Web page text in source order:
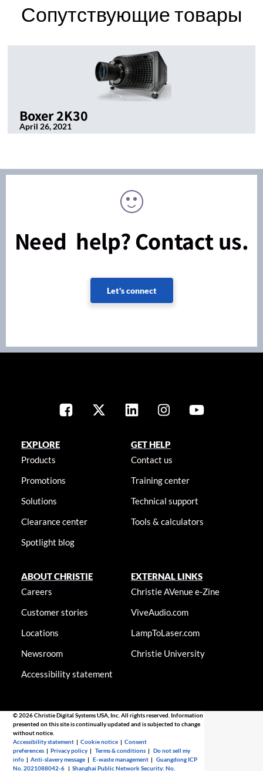
Сопутствующие товары
Boxer 2K30
April 26, 2021
Need help? Contact us.
Let's connect
EXPLORE
Products
Promotions
Solutions
Clearance center
Spotlight blog
GET HELP
Contact us
Training center
Technical support
Tools & calculators
ABOUT CHRISTIE
Careers
Customer stories
Locations
Newsroom
Accessibility statement
EXTERNAL LINKS
Christie AVenue e-Zine
ViveAudio.com
LampToLaser.com
Christie University
© 2026 Christie Digital Systems USA, Inc. All rights reserved. Information
presented on this site is continually updated and is subjected to change
without notice.
Accessibility statement |Cookie notice |Consent
preferences |Privacy policy |Terms & conditions |Do not sell my
info |Anti-slavery message |E-waste management |Guangdong ICP
No. 2021088042-6 |Shanghai Public Network Security: No.